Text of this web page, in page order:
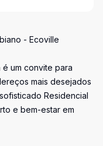
- Ecoville
um convite para
mais desejados
Residencial
e bem-estar em